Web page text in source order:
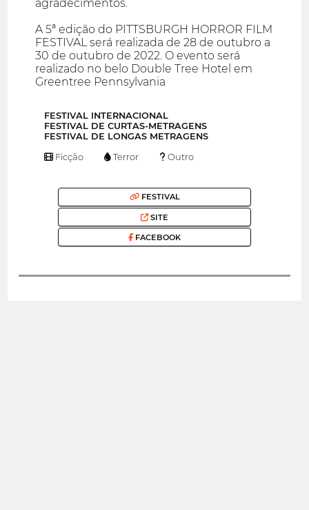
agradecimentos.
A 5ª edição do PITTSBURGH HORROR FILM
FESTIVAL será realizada de 28 de outubro a
30 de outubro de 2022. O evento será
realizado no belo Double Tree Hotel em
Greentree Pennsylvania
FESTIVAL INTERNACIONAL
FESTIVAL DE CURTAS-METRAGENS
FESTIVAL DE LONGAS METRAGENS
Ficção Terror Outro
FESTIVAL
SITE
FACEBOOK